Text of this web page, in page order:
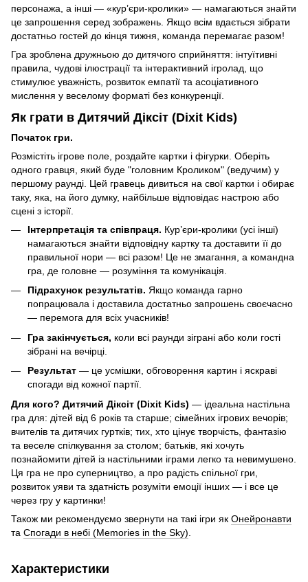
персонажа, а інші — «кур’єри-кролики» — намагаються знайти
це запрошення серед зображень. Якщо всім вдається зібрати
достатньо гостей до кінця тижня, команда перемагає разом!
Гра зроблена дружньою до дитячого сприйняття: інтуїтивні
правила, чудові ілюстрації та інтерактивний ігролад, що
стимулює уважність, розвиток емпатії та асоціативного
мислення у веселому форматі без конкуренції.
Як грати в Дитячий Діксіт (Dixit Kids)
Початок гри.
Розмістіть ігрове поле, роздайте картки і фігурки. Оберіть
одного гравця, який буде "головним Кроликом" (ведучим) у
першому раунді. Цей гравець дивиться на свої картки і обирає
таку, яка, на його думку, найбільше відповідає настрою або
сцені з історії.
Інтерпретація та співпраця. Кур’єри-кролики (усі інші)
намагаються знайти відповідну картку та доставити її до
правильної нори — всі разом! Це не змагання, а командна
гра, де головне — розуміння та комунікація.
Підрахунок результатів. Якщо команда гарно
попрацювала і доставила достатньо запрошень своєчасно
— перемога для всіх учасників!
Гра закінчується, коли всі раунди зіграні або коли гості
зібрані на вечірці.
Результат — це усмішки, обговорення картин і яскраві
спогади від кожної партії.
Для кого? Дитячий Діксіт (Dixit Kids) — ідеальна настільна
гра для: дітей від 6 років та старше; сімейних ігрових вечорів;
вчителів та дитячих гуртків; тих, хто цінує творчість, фантазію
та веселе спілкування за столом; батьків, які хочуть
познайомити дітей із настільними іграми легко та невимушено.
Ця гра не про суперництво, а про радість спільної гри,
розвиток уяви та здатність розуміти емоції інших — і все це
через гру у картинки!
Також ми рекомендуємо звернути на такі ігри як Онейронавти
та Спогади в небі (Memories in the Sky)
Характеристики